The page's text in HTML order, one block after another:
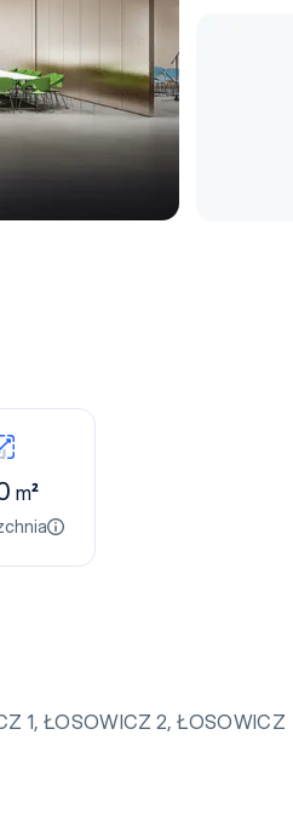
m²
1, ŁOSOWICZ 2, ŁOSOWICZ